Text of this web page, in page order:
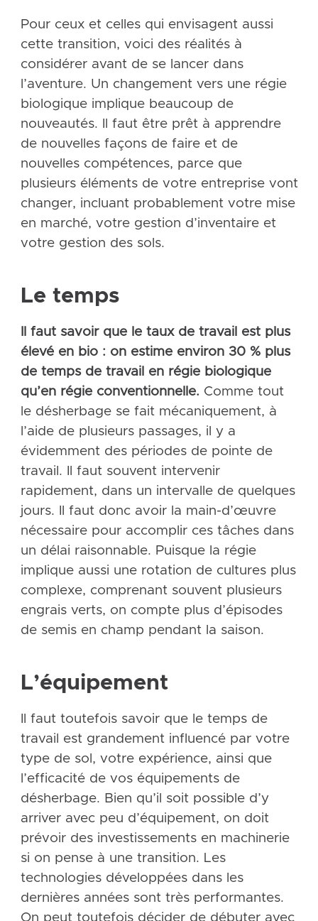
Pour ceux et celles qui envisagent aussi
cette transition, voici des réalités à
considérer avant de se lancer dans
l’aventure. Un changement vers une régie
biologique implique beaucoup de
nouveautés. Il faut être prêt à apprendre
de nouvelles façons de faire et de
nouvelles compétences, parce que
plusieurs éléments de votre entreprise vont
changer, incluant probablement votre mise
en marché, votre gestion d’inventaire et
votre gestion des sols.
Le temps
Il faut savoir que le taux de travail est plus
élevé en bio : on estime environ 30 % plus
de temps de travail en régie biologique
qu’en régie conventionnelle. Comme tout
le désherbage se fait mécaniquement, à
l’aide de plusieurs passages, il y a
évidemment des périodes de pointe de
travail. Il faut souvent intervenir
rapidement, dans un intervalle de quelques
jours. Il faut donc avoir la main-d’œuvre
nécessaire pour accomplir ces tâches dans
un délai raisonnable. Puisque la régie
implique aussi une rotation de cultures plus
complexe, comprenant souvent plusieurs
engrais verts, on compte plus d’épisodes
de semis en champ pendant la saison.
L’équipement
Il faut toutefois savoir que le temps de
travail est grandement influencé par votre
type de sol, votre expérience, ainsi que
l’efficacité de vos équipements de
désherbage. Bien qu’il soit possible d’y
arriver avec peu d’équipement, on doit
prévoir des investissements en machinerie
si on pense à une transition. Les
technologies développées dans les
dernières années sont très performantes.
On peut toutefois décider de débuter avec